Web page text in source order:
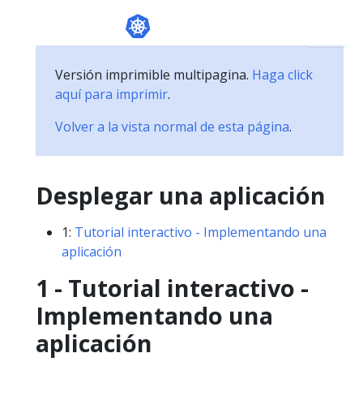
Versión imprimible multipagina. Haga click
aquí para imprimir.
Volver a la vista normal de esta página.
Desplegar una aplicación
1: Tutorial interactivo - Implementando una
aplicación
1 - Tutorial interactivo -
Implementando una
aplicación